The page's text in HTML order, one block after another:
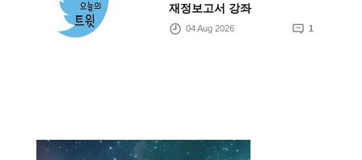
재정보고서 강좌
04 Aug 2026 1